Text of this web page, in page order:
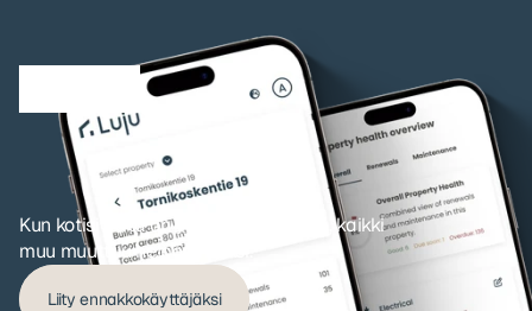
Kaikki estä
nä kymästä
Kun kotisi data on yhdessä paikassa, kaikki
muu muuttuu helpommaksi.
Liity ennakkokäyttäjäksi